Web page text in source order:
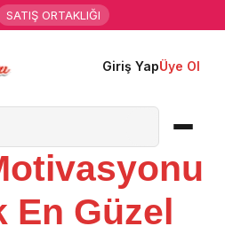
SATIŞ ORTAKLIĞI
Giriş YapÜye Ol
En Güzel